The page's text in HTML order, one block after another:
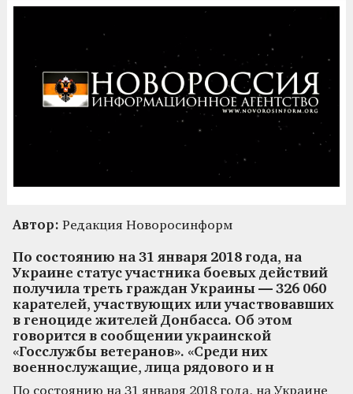
Автор: Редакция Новоросинформ
По состоянию на 31 января 2018 года, на
Украине статус участника боевых действий
получила треть граждан Украины — 326 060
карателей, участвующих или участвовавших
в геноциде жителей Донбасса. Об этом
говорится в сообщении украинской
«Госслужбы ветеранов». «Среди них
военнослужащие, лица рядового и н
По состоянию на 31 января 2018 года, на Украине